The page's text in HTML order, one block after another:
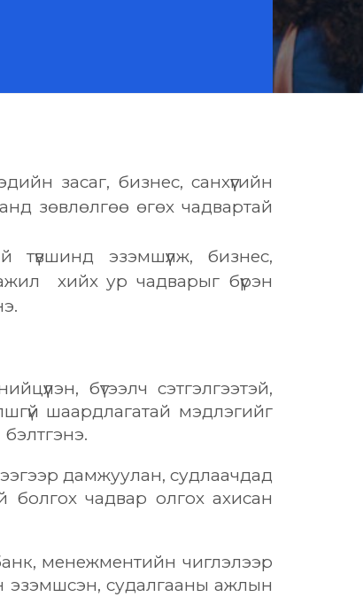
засаг, бизнес, санхүүгийн
зөвлөлгөө өгөх чадвартай
эзэмшүүлж, бизнес,
хийх ур чадварыг бүрэн
бүтээлч сэтгэлгээтэй,
шаардлагатай мэдлэгийг
дамжуулан, судлаачдад
болгох чадвар олгох ахисан
менежментийн чиглэлээр
эзэмшсэн, судалгааны ажлын